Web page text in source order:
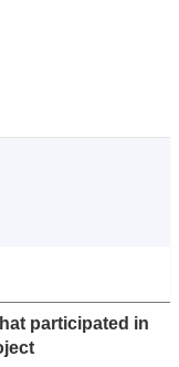
participated in